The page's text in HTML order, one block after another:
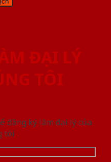
ĐẠI LÝ
TÔI
đăng ký làm đại lý của
tôi